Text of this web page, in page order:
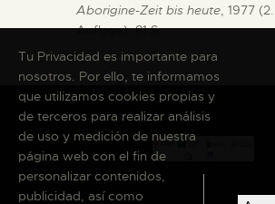
Aborigine-Zeit bis heute, 1977 (2.
Auflage). 81 S.
Tu Privacidad es importante para
nosotros. Por ello, te informamos
que utilizamos cookies propias y
de terceros para realizar análisis
de uso y medición de nuestra
página web con el fin de
personalizar contenidos,
publicidad, así como